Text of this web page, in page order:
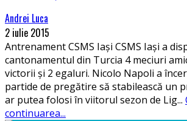
Andrei Luca
2 iulie 2015
Antrenament CSMS Iași CSMS Iași a
cantonamentul din Turcia 4 meciuri
victorii și 2 egaluri. Nicolo Napoli a
partide de pregătire să stabilească un
ar putea folosi în viitorul sezon de Lig...
continuarea...